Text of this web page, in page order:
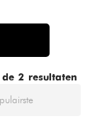
2 resultaten